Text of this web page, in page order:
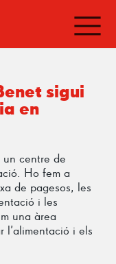
sigui
en
un centre de
Ho fem a
de pagesos, les
i les
una àrea
l’alimentació i els